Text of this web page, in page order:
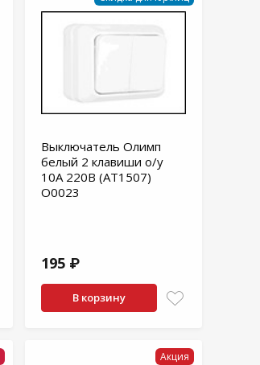
Выключатель Олимп
белый 2 клавиши о/у
10А 220В (АТ1507)
О0023
195 ₽
В корзину
Акция